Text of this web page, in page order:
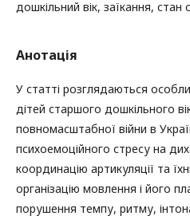
дошкільний вік, заїкання, стан
Анотація
У статті розглядаються
дітей старшого дошкільного
повномасштабної війни в
психоемоційного стресу на
координацію артикуляції та
організацію мовлення і його
порушення темпу, ритму,